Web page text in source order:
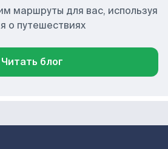
маршруты для вас, используя
о путешествиях
Читать блог